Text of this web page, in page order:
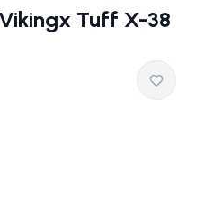
Tuff X-38